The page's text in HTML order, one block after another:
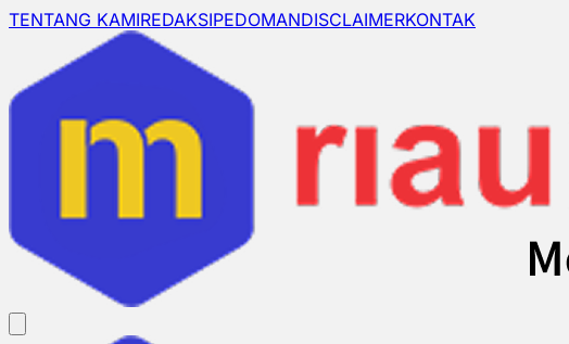
TENTANG KAMIREDAKSIPEDOMANDISCLAIMERKONTAK